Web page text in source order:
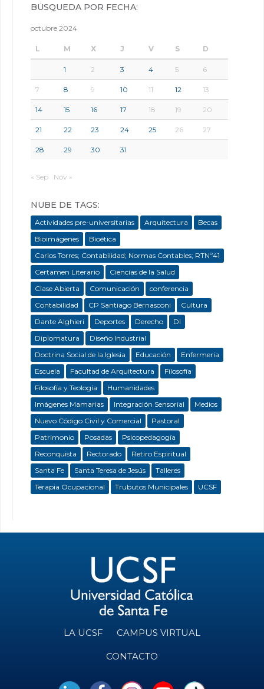
BÚSQUEDA POR FECHA:
octubre 2024
L M X J V S D
1 2 3 4 5 6
7 8 9 10 11 12 13
14 15 16 17 18 19 20
21 22 23 24 25 26 27
28 29 30 31
« Sep Nov »
NUBE DE TAGS:
Actividades pre-universitarias Arquitectura
Becas
Bioimágenes
Bioética
Carlos Torres; Contabilidad; Normas Contables; RTNº41
Certamen Literario
Ciencias de la Salud
Clase Abierta
Comunicación
conferencia
Contabilidad
CP Santiago Bernasconi
Cultura
Dante Alghieri
Deportes Derecho
DI
Diplomatura
Diseño Industrial
Doctrina Social de la Iglesia
Educación
Enfermeria
Escuela
Facultad de Arquitectura
Filosofía
Filosofía y Teología
Humanidades
Imágenes Mamarias
Integración Sensorial
Medios
Nuevo Código Civil y Comercial
Pastoral
Patrimonio
Posadas
Psicopedagogía
Reconquista
Rectorado
Retiro Espiritual
Santa Fe
Santa Teresa de Jesús
Talleres
Terapia Ocupacional
Trubutos Municipales UCSF
LA UCSF CAMPUS VIRTUAL
CONTACTO